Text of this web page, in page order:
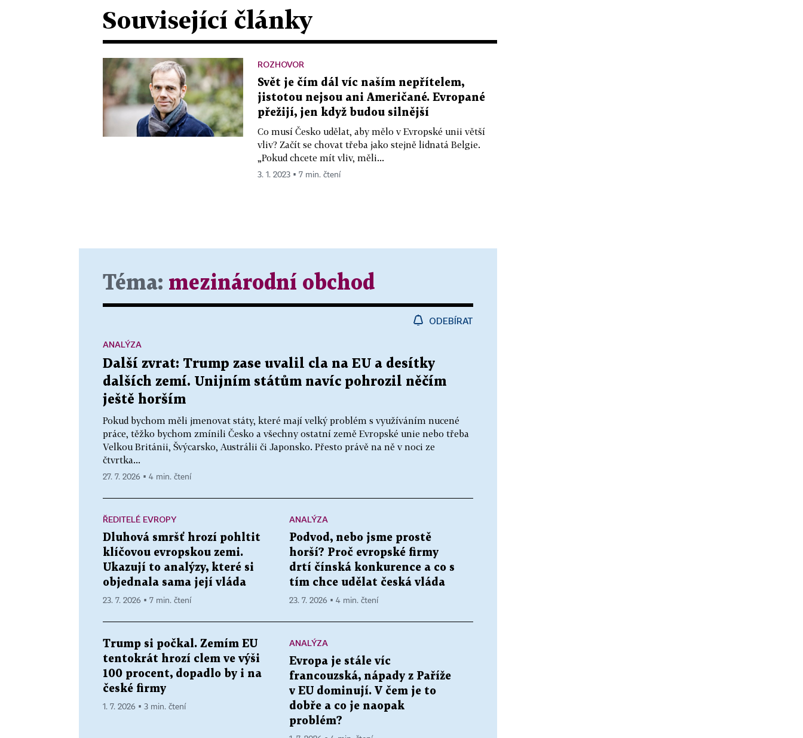
Související články
ROZHOVOR
Svět je čím dál víc naším nepřítelem,
jistotou nejsou ani Američané. Evropané
přežijí, jen když budou silnější
Co musí Česko udělat, aby mělo v Evropské unii větší
vliv? Začít se chovat třeba jako stejně lidnatá Belgie.
„Pokud chcete mít vliv, měli...
3. 1. 2023 ▪ 7 min. čtení
Téma: mezinárodní obchod
ODEBÍRAT
Další zvrat: Trump zase uvalil cla na EU a desítky
dalších zemí. Unijním státům navíc pohrozil něčím
ještě horším
Pokud bychom měli jmenovat státy, které mají velký problém s využíváním nucené
práce, těžko bychom zmínili Česko a všechny ostatní země Evropské unie nebo třeba
Velkou Británii, Švýcarsko, Austrálii či Japonsko. Přesto právě na ně v noci ze
čtvrtka...
ANALÝZA
27. 7. 2026 ▪ 4 min. čtení
ŘEDITELÉ EVROPY
Dluhová smršť hrozí pohltit
klíčovou evropskou zemi.
Ukazují to analýzy, které si
objednala sama její vláda
23. 7. 2026 ▪ 7 min. čtení
ANALÝZA
Podvod, nebo jsme prostě
horší? Proč evropské firmy
drtí čínská konkurence a co s
tím chce udělat česká vláda
23. 7. 2026 ▪ 4 min. čtení
Trump si počkal. Zemím EU
tentokrát hrozí clem ve výši
100 procent, dopadlo by i na
české firmy
1. 7. 2026 ▪ 3 min. čtení
ANALÝZA
Evropa je stále víc
francouzská, nápady z Paříže
v EU dominují. V čem je to
dobře a co je naopak
problém?